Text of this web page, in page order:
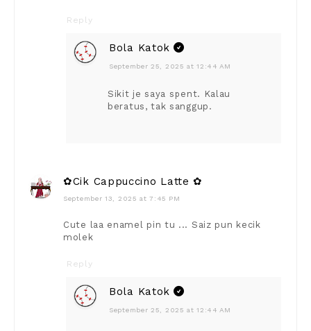
Reply
Bola Katok
September 25, 2025 at 12:44 AM
Sikit je saya spent. Kalau
beratus, tak sanggup.
✿Cik Cappuccino Latte ✿
September 13, 2025 at 7:45 PM
Cute laa enamel pin tu ... Saiz pun kecik
molek
Reply
Bola Katok
September 25, 2025 at 12:44 AM